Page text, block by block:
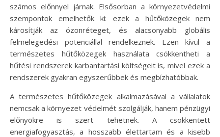
számos előnnyel járnak. Elsősorban a környezetvédelmi
szempontok emelhetők ki: ezek a hűtőközegek nem
károsítják az ózonréteget, és alacsonyabb globális
felmelegedési potenciállal rendelkeznek. Ezen kívül a
természetes hűtőközegek használata csökkentheti a
hűtési rendszerek karbantartási költségeit is, mivel ezek a
rendszerek gyakran egyszerűbbek és megbízhatóbbak.
A természetes hűtőközegek alkalmazásával a vállalatok
nemcsak a környezet védelmét szolgálják, hanem pénzügyi
előnyökre is szert tehetnek. A csökkentett
energiafogyasztás, a hosszabb élettartam és a kisebb